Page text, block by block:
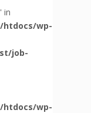
in
htdocs/wp-
job-
htdocs/wp-